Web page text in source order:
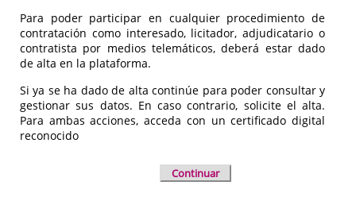
Para poder participar en cualquier procedimiento de
contratación como interesado, licitador, adjudicatario o
contratista por medios telemáticos, deberá estar dado
de alta en la plataforma.
Si ya se ha dado de alta continúe para poder consultar y
gestionar sus datos. En caso contrario, solicite el alta.
Para ambas acciones, acceda con un certificado digital
reconocido
Continuar